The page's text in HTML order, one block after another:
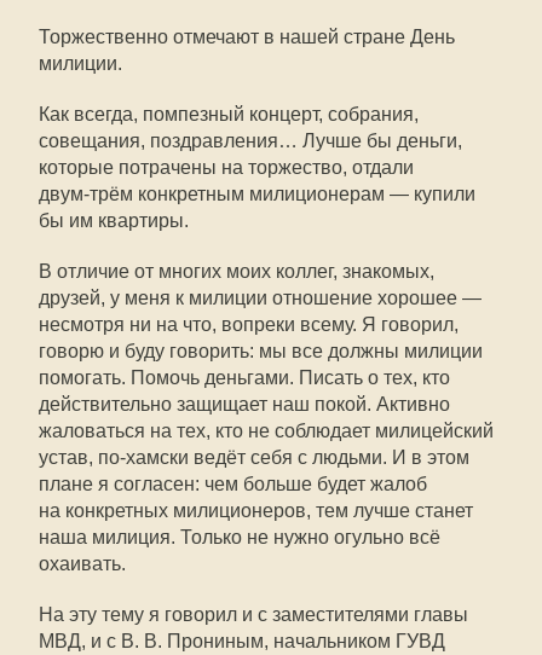
Торжественно отмечают в нашей стране День
милиции.
Как всегда, помпезный концерт, собрания,
совещания, поздравления… Лучше бы деньги,
которые потрачены на торжество, отдали
двум-трём конкретным милиционерам — купили
бы им квартиры.
В отличие от многих моих коллег, знакомых,
друзей, у меня к милиции отношение хорошее —
несмотря ни на что, вопреки всему. Я говорил,
говорю и буду говорить: мы все должны милиции
помогать. Помочь деньгами. Писать о тех, кто
действительно защищает наш покой. Активно
жаловаться на тех, кто не соблюдает милицейский
устав, по-хамски ведёт себя с людьми. И в этом
плане я согласен: чем больше будет жалоб
на конкретных милиционеров, тем лучше станет
наша милиция. Только не нужно огульно всё
охаивать.
На эту тему я говорил и с заместителями главы
МВД, и с В. В. Прониным, начальником ГУВД